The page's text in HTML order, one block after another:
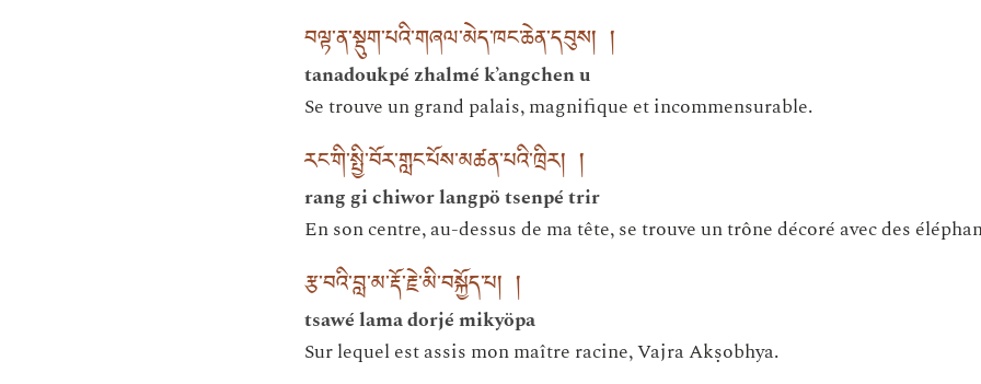
བལྟ་ན་སྡུག་པའི་གཞལ་མེད་ཁང་ཆེན་དབུས། །
tanadoukpé zhalmé k’angchen u
Se trouve un grand palais, magnifique et incommensurable.
རང་གི་སྤྱི་བོར་གླང་པོས་མཚན་པའི་ཁྲིར། །
rang gi chiwor langpö tsenpé trir
En son centre, au-dessus de ma tête, se trouve un trône décoré avec des
རྩ་བའི་བླ་མ་རྡོ་རྗེ་མི་བསྐྱོད་པ། །
tsawé lama dorjé mikyöpa
Sur lequel est assis mon maître racine, Vajra Akṣobhya.